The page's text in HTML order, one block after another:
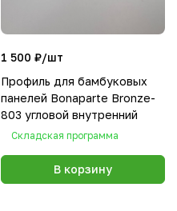
1 500 ₽/шт
Профиль для бамбуковых
панелей Bonaparte Bronze-
803 угловой внутренний
Складская программа
В корзину